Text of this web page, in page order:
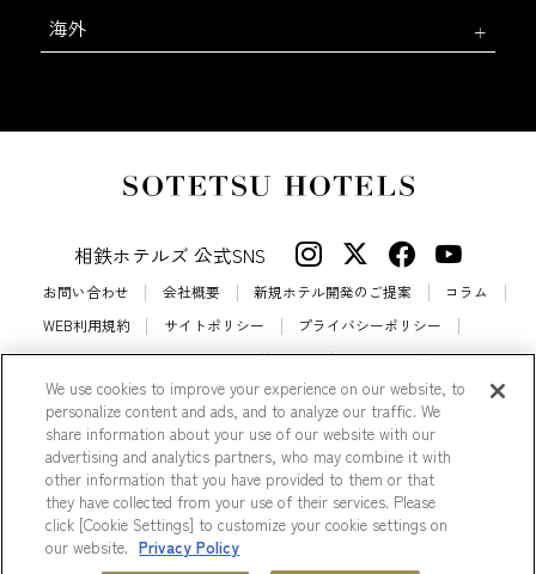
海外
相鉄ホテルズ 公式SNS
お問い合わせ 会社概要 新規ホテル開発のご提案
コラム
WEB利用規約
サイトポリシー
プライバシーポリシー
カスタマーハラスメントに対する基本方針
法人契約
宿泊約款
会員規約
サイトマップ
相鉄ホテルズ パートナーホテル加盟募集のご案内
採用情報
Cookie Settings
We use cookies to improve your experience on our website, to
personalize content and ads, and to analyze our traffic. We
share information about your use of our website with our
advertising and analytics partners, who may combine it with
other information that you have provided to them or that
they have collected from your use of their services. Please
click [Cookie Settings] to customize your cookie settings on
our website. Privacy Policy